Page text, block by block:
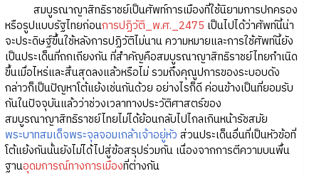
สมบูรณาญาสิทธิราชย์เป็นศัพท์การเมืองที่ใช้นิยามการปกครอง
หรือรูปแบบรัฐไทยก่อนการปฏิวัติ_พ.ศ._2475 เป็นไปได้ว่าศัพท์นี้น่า
จะประดิษฐ์ขึ้นใช้หลังการปฏิวัติไม่นาน ความหมายและการใช้ศัพท์นี้ยัง
เป็นประเด็นที่ถกเถียงกัน ที่สำคัญคือสมบูรณาญาสิทธิราชย์ไทยกำเนิด
ขึ้นเมื่อไหร่และสิ้นสุดลงแล้วหรือไม่ รวมถึงคุณูปการของระบอบดัง
กล่าวก็เป็นปัญหาโต้แย้งเช่นกันด้วย อย่างไรก็ดี ค่อนข้างเป็นที่ยอมรับ
กันในปัจจุบันแล้วว่าช่วงเวลาทางประวัติศาสตร์ของ
สมบูรณาญาสิทธิราชย์ไทยไม่ได้ย้อนกลับไปไกลเกินหน้ารัชสมัย
พระบาทสมเด็จพระจุลจอมเกล้าเจ้าอยู่หัว ส่วนประเด็นอื่นที่เป็นหัวข้อที่
โต้แย้งกันนั้นยังไม่ได้ไปสู่ข้อสรุปร่วมกัน เนื่องจากการตีความบนพื้น
ฐานอุดมการณ์ทางการเมืองที่ต่างกัน